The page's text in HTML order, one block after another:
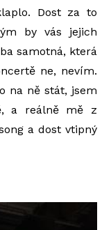
Dost za to
by vás jejich
samotná, která
ne, nevím.
na ně stát, jsem
a reálně mě z
a dost vtipný